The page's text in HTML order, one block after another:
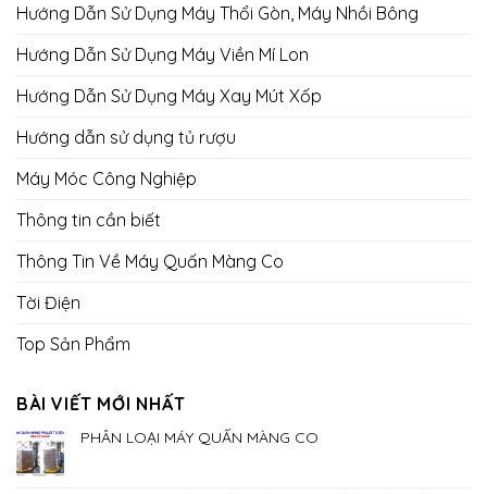
Hướng Dẫn Sử Dụng Máy Thổi Gòn, Máy Nhồi Bông
Hướng Dẫn Sử Dụng Máy Viền Mí Lon
Hướng Dẫn Sử Dụng Máy Xay Mút Xốp
Hướng dẫn sử dụng tủ rượu
Máy Móc Công Nghiệp
Thông tin cần biết
Thông Tin Về Máy Quấn Màng Co
Tời Điện
Top Sản Phẩm
BÀI VIẾT MỚI NHẤT
PHÂN LOẠI MÁY QUẤN MÀNG CO